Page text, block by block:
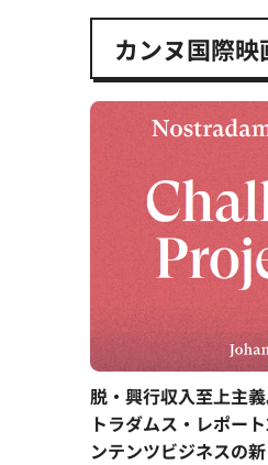
カンヌ国際映
脱・興行収入至上主
トラダムス・レポー
ンテンツビジネスの